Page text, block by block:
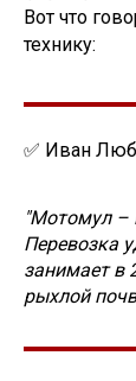
Вот что
технику:
✅ Иван
"Мотомул –
Перевозка
занимает в
рыхлой